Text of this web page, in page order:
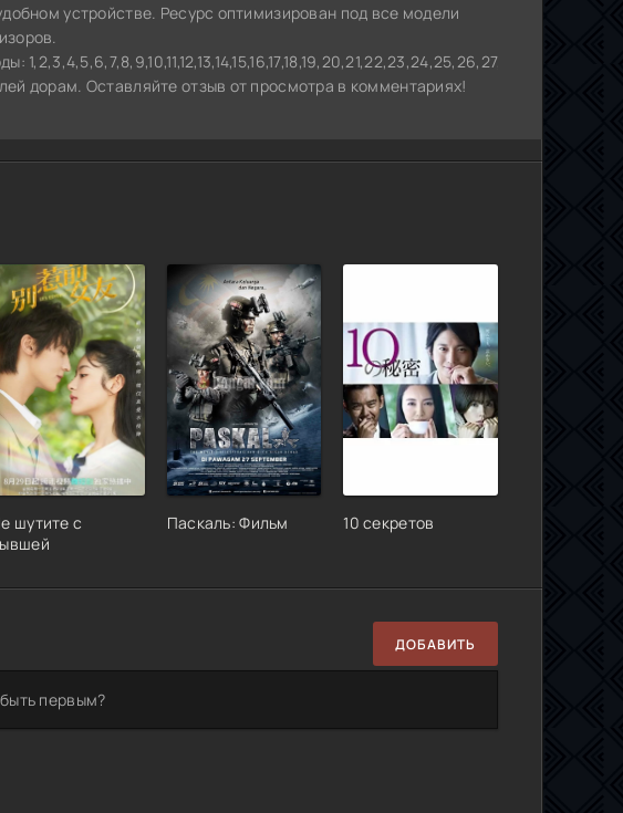
устройстве. Ресурс оптимизирован под все модели
дорам. Оставляйте отзыв от просмотра в комментариях!
шутите с
Паскаль: Фильм 10 секретов
ДОБАВИТЬ
первым?